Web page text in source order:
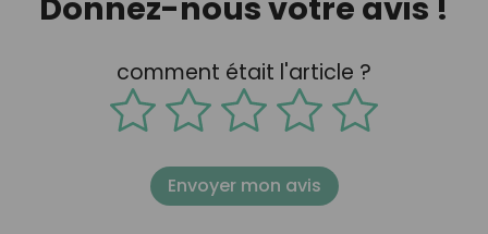
comment était l'article ?
Envoyer mon avis